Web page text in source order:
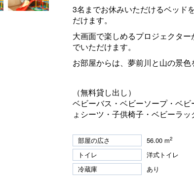
3名までお休みいただけるベッド
だけます。
大画面で楽しめるプロジェクタ
でいただけます。
お部屋からは、夢前川と山の景色
（無料貸し出し）
ベビーバス・ベビーソープ・ベ
ょシーツ・子供椅子・ベビーラッ
部屋の広さ 56.00 m2
トイレ
洋式トイレ
冷蔵庫
あり